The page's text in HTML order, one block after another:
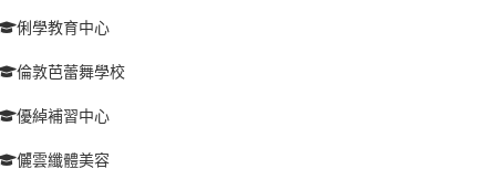
俐學教育中心
倫敦芭蕾舞學校
優綽補習中心
儷雲纖體美容